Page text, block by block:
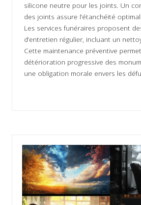
silicone neutre pour les joints. Un
des joints assure l’étanchéité
Les services funéraires proposent
d’entretien régulier, incluant un
Cette maintenance préventive
détérioration progressive des
une obligation morale envers les